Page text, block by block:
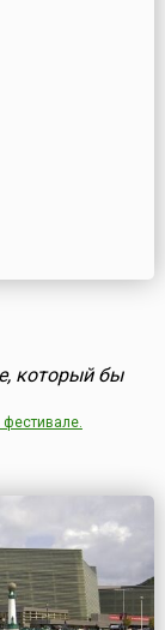
который бы